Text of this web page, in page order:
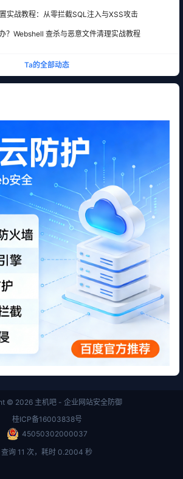
实战教程：从零拦截SQL注入与XSS攻击
？Webshell 查杀与恶意文件清理实战教程
Ta的全部动态
© 2026 主机吧 - 企业网站安全防御
桂ICP备16003838号
45050302000037
查询 11 次，耗时 0.2004 秒